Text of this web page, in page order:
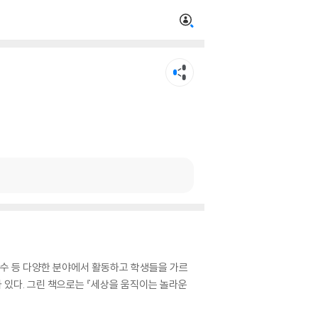
등 다양한 분야에서 활동하고 학생들을 가르
다. 그린 책으로는 『세상을 움직이는 놀라운